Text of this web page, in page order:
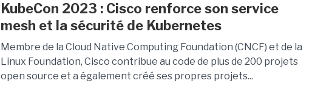
KubeCon 2023 : Cisco renforce son service
mesh et la sécurité de Kubernetes
Membre de la Cloud Native Computing Foundation (CNCF) et de la
Linux Foundation, Cisco contribue au code de plus de 200 projets
open source et a également créé ses propres projets...